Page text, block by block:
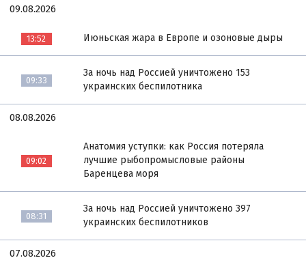
09.08.2026
13:52 Июньская жара в Европе и озоновые дыры
09:33
За ночь над Россией уничтожено 153
украинских беспилотника
08.08.2026
09:02
Анатомия уступки: как Россия потеряла
лучшие рыбопромысловые районы
Баренцева моря
08:31
За ночь над Россией уничтожено 397
украинских беспилотников
07.08.2026